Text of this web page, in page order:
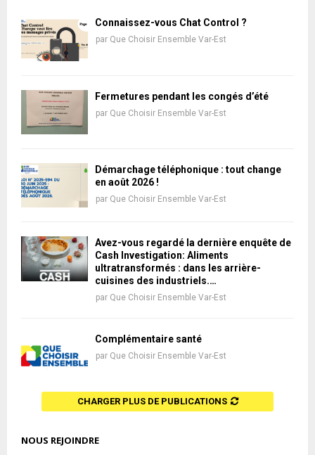
Connaissez-vous Chat Control ?
par Que Choisir Ensemble Var-Est
Fermetures pendant les congés d’été
par Que Choisir Ensemble Var-Est
Démarchage téléphonique : tout change
en août 2026 !
par Que Choisir Ensemble Var-Est
Avez-vous regardé la dernière enquête de
Cash Investigation: Aliments
ultratransformés : dans les arrière-
cuisines des industriels.…
par Que Choisir Ensemble Var-Est
Complémentaire santé
par Que Choisir Ensemble Var-Est
CHARGER PLUS DE PUBLICATIONS
NOUS REJOINDRE